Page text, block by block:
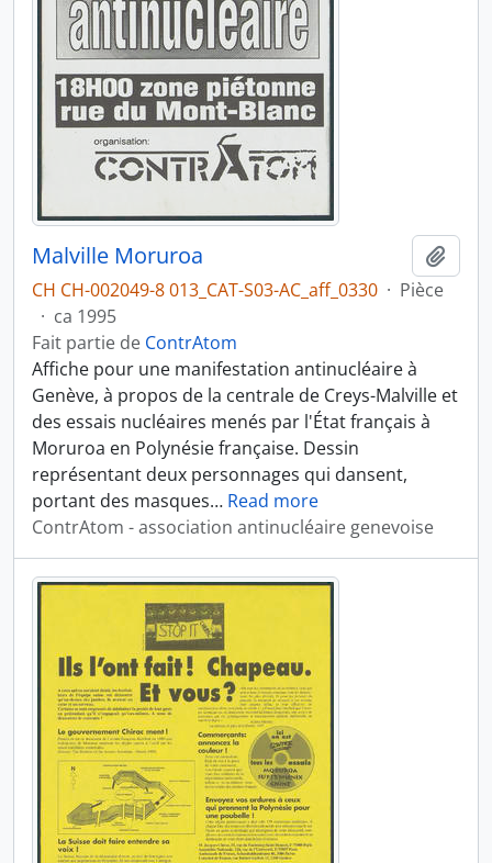
Malville Moruroa
CH CH-002049-8 013_CAT-S03-AC_aff_0330 · Pièce
· ca 1995
Fait partie de ContrAtom
Affiche pour une manifestation antinucléaire à
Genève, à propos de la centrale de Creys-Malville et
des essais nucléaires menés par l'État français à
Moruroa en Polynésie française. Dessin
représentant deux personnages qui dansent,
portant des masques… Read more
ContrAtom - association antinucléaire genevoise